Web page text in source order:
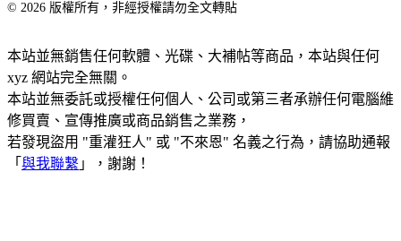
© 2026 版權所有，非經授權請勿全文轉貼
本站並無銷售任何軟體、光碟、大補帖等商品，本站與任何
xyz 網站完全無關。
本站並無委託或授權任何個人、公司或第三者承辦任何電腦維
修買賣、宣傳推廣或商品銷售之業務，
若發現盜用 "重灌狂人" 或 "不來恩" 名義之行為，請協助通報
「 與我聯繫 」，謝謝！